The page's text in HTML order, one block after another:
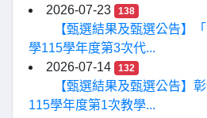
2026-07-23
138
【甄選結果及甄選公告】
學115學年度第3次代...
2026-07-14
132
【甄選結果及甄選公告】
115學年度第1次教學...